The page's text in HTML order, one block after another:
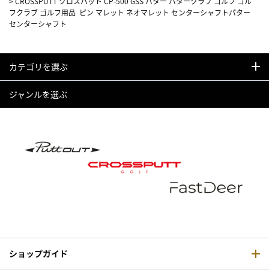
フクラブ ゴルフ用品 ピン マレット ネオマレット センターシャフトパター
センターシャフト
カテゴリを選ぶ
ジャンルを選ぶ
ショップガイド